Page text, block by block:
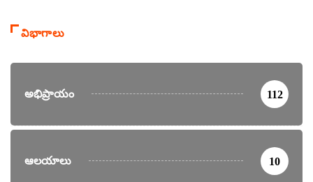
విభాగాలు
అభిప్రాయం 112
ఆలయాలు 10